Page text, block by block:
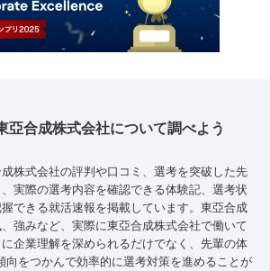
亞合成株式会社について調べよう
株式会社の評判や口コミ、選考を突破した先
実際の選考内容を確認できる体験記、選考状
できる就活速報を掲載しています。東亞合成
強みなど、実際に東亞合成株式会社で働いて
企業理解を深められるだけでなく、先輩の体
向をつかんで効率的に選考対策を進めることが